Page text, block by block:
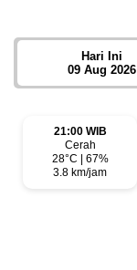
Hari Ini
09 Aug 2026
21:00 WIB
Cerah
28°C | 67%
3.8 km/jam